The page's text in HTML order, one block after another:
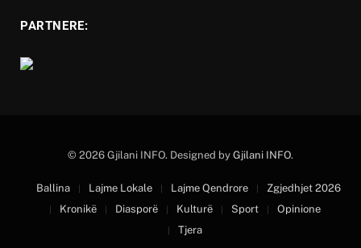
PARTNERE:
© 2026 Gjilani INFO. Designed by Gjilani INFO.
Ballina Lajme Lokale Lajme Qendrore
Zgjedhjet 2026
Kronikë
Diasporë Kulturë Sport
Opinione
Tjera